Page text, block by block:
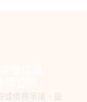
或債務爭議，最